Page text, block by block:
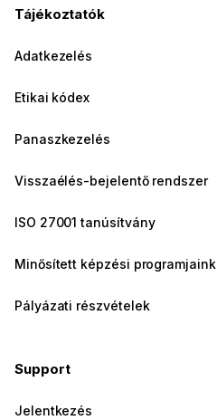
Tájékoztatók
Adatkezelés
Etikai kódex
Panaszkezelés
Visszaélés-bejelentő rendszer
ISO 27001 tanúsítvány
Minősített képzési programjaink
Pályázati részvételek
Support
Jelentkezés